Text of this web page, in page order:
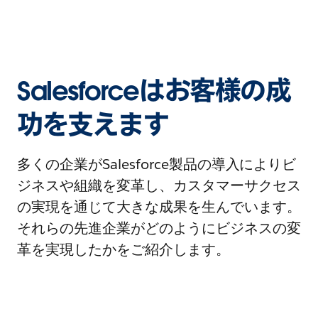
Salesforceはお客様の成
功を支えます
多くの企業がSalesforce製品の導入によりビ
ジネスや組織を変革し、カスタマーサクセス
の実現を通じて大きな成果を生んでいます。
それらの先進企業がどのようにビジネスの変
革を実現したかをご紹介します。